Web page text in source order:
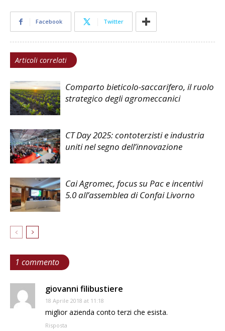
Facebook Twitter
Articoli correlati
Comparto bieticolo-saccarifero, il ruolo
strategico degli agromeccanici
CT Day 2025: contoterzisti e industria
uniti nel segno dell’innovazione
Cai Agromec, focus su Pac e incentivi
5.0 all’assemblea di Confai Livorno
1 commento
giovanni filibustiere
18 Aprile 2018 at 11:18
miglior azienda conto terzi che esista.
Risposta